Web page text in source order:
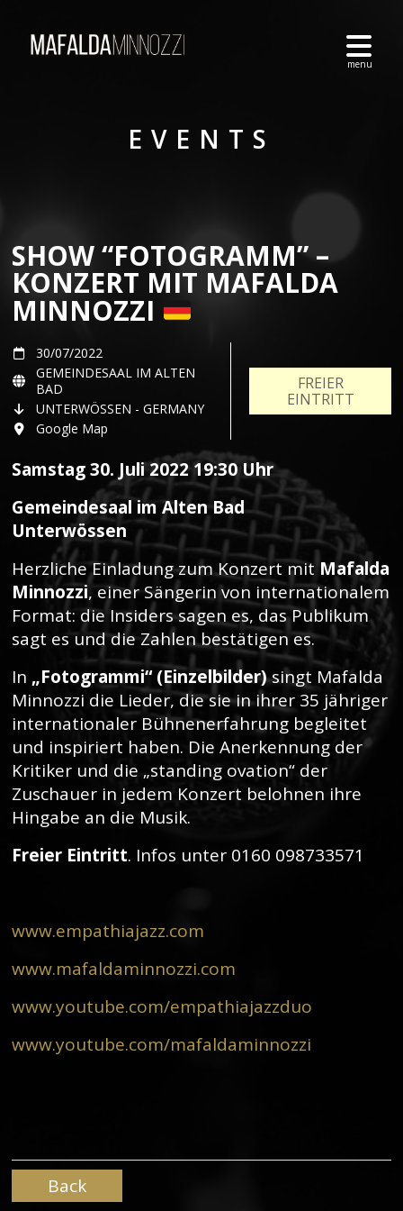
EVENTS
SHOW “FOTOGRAMM” –
KONZERT MIT MAFALDA
MINNOZZI
30/07/2022
GEMEINDESAAL IM ALTEN
BAD
UNTERWÖSSEN - GERMANY
Google Map
FREIER
EINTRITT
Samstag 30. Juli 2022 19:30 Uhr
Gemeindesaal im Alten Bad
Unterwössen
Herzliche Einladung zum Konzert mitMafalda
Minnozzi, einer Sängerin von internationalem
Format: die Insiders sagen es, das Publikum
sagt es und die Zahlen bestätigen es.
In „Fotogrammi“ (Einzelbilder)singt Mafalda
Minnozzi die Lieder, die sie in ihrer 35 jähriger
internationaler Bühnenerfahrung begleitet
und inspiriert haben. Die Anerkennung der
Kritiker und die „standing ovation“ der
Zuschauer in jedem Konzert belohnen ihre
Hingabe an die Musik.
Freier Eintritt. Infos unter 0160 098733571
www.empathiajazz.com
www.mafaldaminnozzi.com
www.youtube.com/empathiajazzduo
www.youtube.com/mafaldaminnozzi
Back